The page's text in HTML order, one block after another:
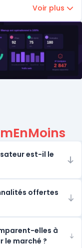
Voir plus
est-il le
offertes
elles à
le marché ?